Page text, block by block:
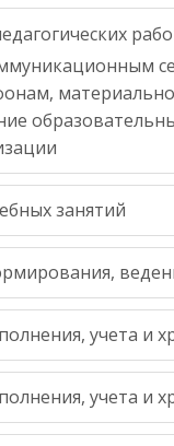
занятий
учета и
учета и